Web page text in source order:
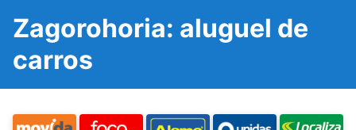
Zagorohoria: aluguel de
carros